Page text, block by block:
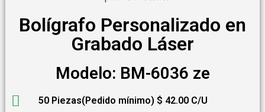
Bolígrafo Personalizado en
Grabado Láser
Modelo: BM-6036 ze
50 Piezas(Pedido mínimo) $ 42.00 C/U